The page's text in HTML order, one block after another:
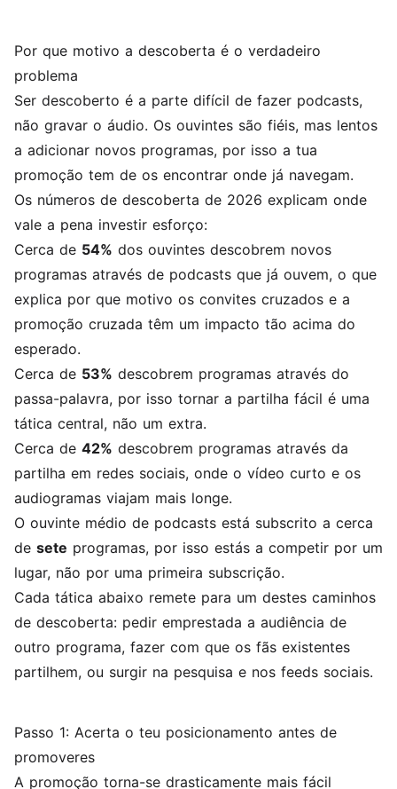
Por que motivo a descoberta é o verdadeiro
problema
Ser descoberto é a parte difícil de fazer podcasts,
não gravar o áudio. Os ouvintes são fiéis, mas lentos
a adicionar novos programas, por isso a tua
promoção tem de os encontrar onde já navegam.
Os números de descoberta de 2026 explicam onde
vale a pena investir esforço:
Cerca de 54% dos ouvintes descobrem novos
programas através de podcasts que já ouvem, o que
explica por que motivo os convites cruzados e a
promoção cruzada têm um impacto tão acima do
esperado.
Cerca de 53% descobrem programas através do
passa-palavra, por isso tornar a partilha fácil é uma
tática central, não um extra.
Cerca de 42% descobrem programas através da
partilha em redes sociais, onde o vídeo curto e os
audiogramas viajam mais longe.
O ouvinte médio de podcasts está subscrito a cerca
de sete programas, por isso estás a competir por um
lugar, não por uma primeira subscrição.
Cada tática abaixo remete para um destes caminhos
de descoberta: pedir emprestada a audiência de
outro programa, fazer com que os fãs existentes
partilhem, ou surgir na pesquisa e nos feeds sociais.
Passo 1: Acerta o teu posicionamento antes de
promoveres
A promoção torna-se drasticamente mais fácil